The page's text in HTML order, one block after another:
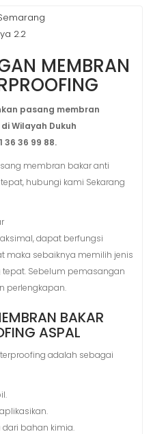
2.2
MEMBRAN
pasang membran
Wilayah Dukuh
36 36 99 88.
membran bakar anti
hubungi kami Sekarang
dapat berfungsi
maka sebaiknya memilih jenis
Sebelum pemasangan
perlengkapan.
BAKAR
ASPAL
adalah sebagai
bahan kimia.